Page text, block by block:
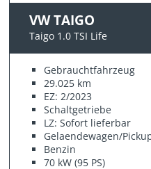
VW TAIGO
Taigo 1.0 TSI Life
Gebrauchtfahrzeug
29.025 km
EZ: 2/2023
Schaltgetriebe
LZ: Sofort lieferbar
Gelaendewagen/
Benzin
70 kW (95 PS)